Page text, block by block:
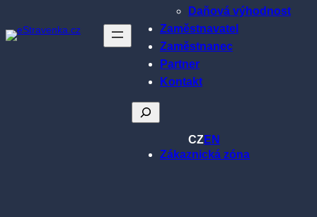
Daňová výhodnost
Zaměstnavatel
Zaměstnanec
Partner
Kontakt
Hledat
CZEN
Zákaznická zóna